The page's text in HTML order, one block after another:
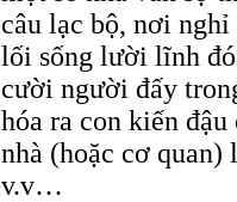
câu lạc bộ, nơi
lối sống lười lĩnh
cười người đấy
hóa ra con kiến
nhà (hoặc cơ quan)
v.v…